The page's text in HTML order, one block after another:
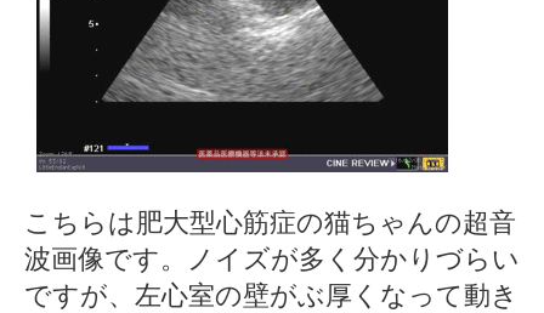
こちらは肥大型心筋症の猫ちゃんの超音
波画像です。ノイズが多く分かりづらい
ですが、左心室の壁がぶ厚くなって動き